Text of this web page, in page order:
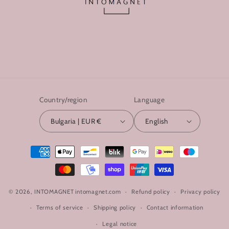
Country/region
Bulgaria | EUR €
Language
English
Payment
methods
© 2026, INTOMAGNET intomagnet.com Refund policy Privacy policy
Terms of service Shipping policy Contact information
Legal notice